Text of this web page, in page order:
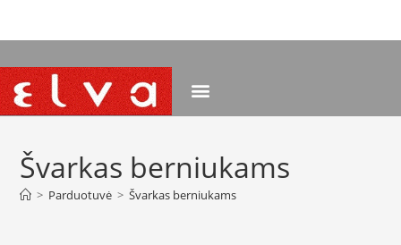
Švarkas berniukams
> Parduotuvė > Švarkas berniukams